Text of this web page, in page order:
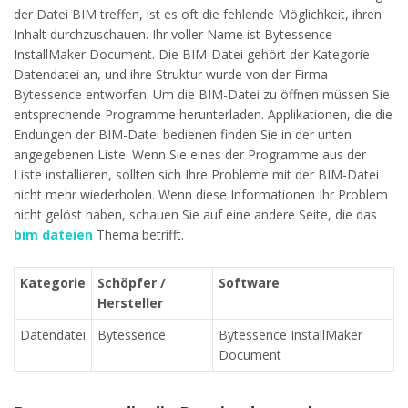
der Datei BIM treffen, ist es oft die fehlende Möglichkeit, ihren
Inhalt durchzuschauen. Ihr voller Name ist Bytessence
InstallMaker Document. Die BIM-Datei gehört der Kategorie
Datendatei an, und ihre Struktur wurde von der Firma
Bytessence entworfen. Um die BIM-Datei zu öffnen müssen Sie
entsprechende Programme herunterladen. Applikationen, die die
Endungen der BIM-Datei bedienen finden Sie in der unten
angegebenen Liste. Wenn Sie eines der Programme aus der
Liste installieren, sollten sich Ihre Probleme mit der BIM-Datei
nicht mehr wiederholen. Wenn diese Informationen Ihr Problem
nicht gelöst haben, schauen Sie auf eine andere Seite, die das
bim dateien Thema betrifft.
Kategorie
Schöpfer /
Hersteller
Software
Datendatei Bytessence
Bytessence InstallMaker
Document